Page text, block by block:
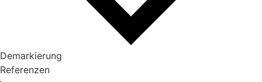
Demarkierung
Referenzen